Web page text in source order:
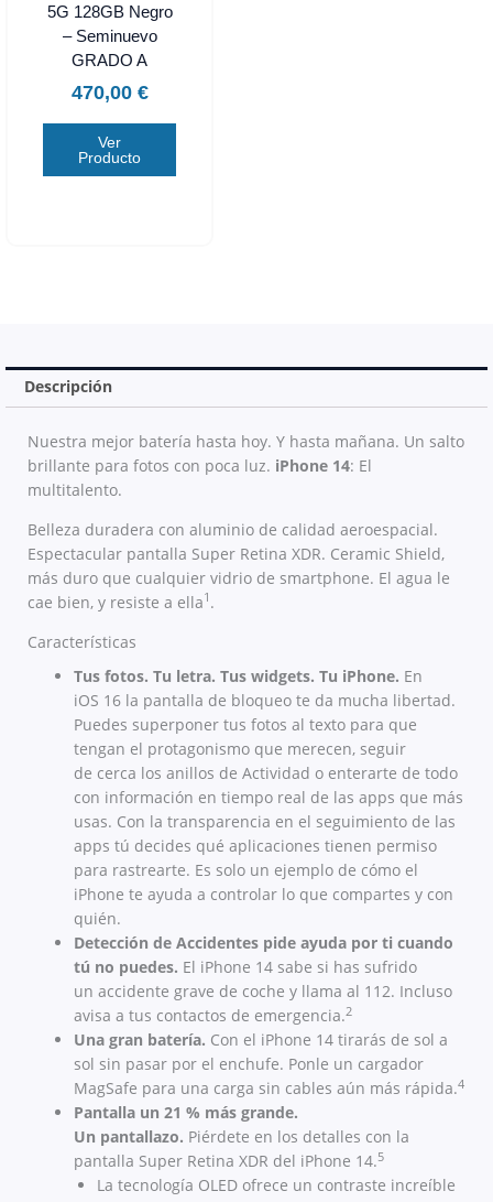
5G 128GB Negro
– Seminuevo
GRADO A
470,00 €
Ver
Producto
Descripción
Nuestra mejor batería hasta hoy. Y hasta mañana. Un salto
brillante para fotos con poca luz. iPhone 14: El
multitalento.
Belleza duradera con aluminio de calidad aeroespacial.
Espectacular pantalla Super Retina XDR. Ceramic Shield,
más duro que cualquier vidrio de smartphone. El agua le
cae bien, y resiste a ella1 .
Características
Tus fotos. Tu letra. Tus widgets. Tu iPhone. En
iOS 16 la pantalla de bloqueo te da mucha libertad.
Puedes superponer tus fotos al texto para que
tengan el protagonismo que merecen, seguir
de cerca los anillos de Actividad o enterarte de todo
con información en tiempo real de las apps que más
usas. Con la transparencia en el seguimiento de las
apps tú decides qué aplicaciones tienen permiso
para rastrearte. Es solo un ejemplo de cómo el
iPhone te ayuda a controlar lo que compartes y con
quién.
Detección de Accidentes pide ayuda por ti cuando
tú no puedes. El iPhone 14 sabe si has sufrido
un accidente grave de coche y llama al 112. Incluso
avisa a tus contactos de emergencia.2
Una gran batería. Con el iPhone 14 tirarás de sol a
sol sin pasar por el enchufe. Ponle un cargador
MagSafe para una carga sin cables aún más rápida.4
Pantalla un 21 % más grande.
Un pantallazo. Piérdete en los detalles con la
pantalla Super Retina XDR del iPhone 14.5
La tecnología OLED ofrece un contraste increíble